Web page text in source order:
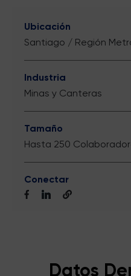
Ubicación
Santiago / Región
Industria
Minas y Canteras
Tamaño
Hasta 250
Conectar
Datos